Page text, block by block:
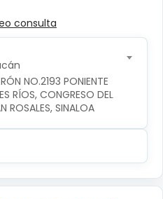
consulta
NO.2193 PONIENTE
RÍOS, CONGRESO DEL
ROSALES, SINALOA